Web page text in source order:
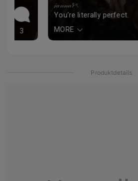
3
𝒿𝒶𝓃𝓃𝒶۶ৎ
You’re literally perfect.
MORE
Produktdetails